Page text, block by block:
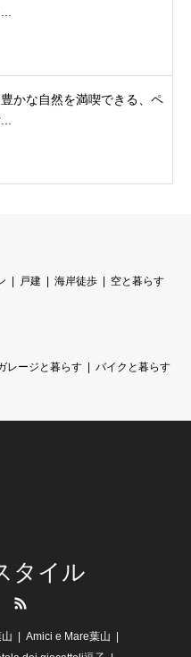
かな自然を満喫できる、ペ
戸建 海岸徒歩
空と暮らす
レージと暮らす
バイクと暮らす
タイル
Amici e Mare葉山